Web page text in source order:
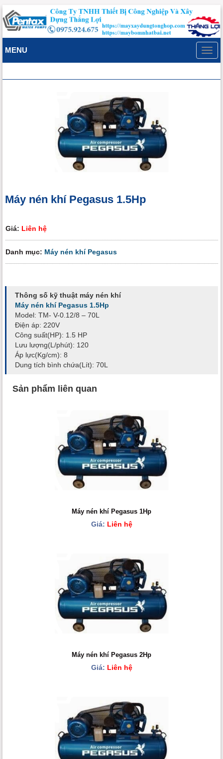
MENU
Máy nén khí Pegasus 1.5Hp
Giá: Liên hệ
Danh mục: Máy nén khí Pegasus
Thông số kỹ thuật máy nén khí
Máy nén khí Pegasus 1.5Hp
Model: TM- V-0.12/8 – 70L
Điện áp: 220V
Công suất(HP): 1.5 HP
Lưu lượng(L/phút): 120
Áp lực(Kg/cm): 8
Dung tích bình chứa(Lít): 70L
Sản phẩm liên quan
Máy nén khí Pegasus 1Hp
Giá: Liên hệ
Máy nén khí Pegasus 2Hp
Giá: Liên hệ